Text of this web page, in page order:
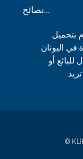
نصائح…
بتحميل
في اليونان.
أو
©